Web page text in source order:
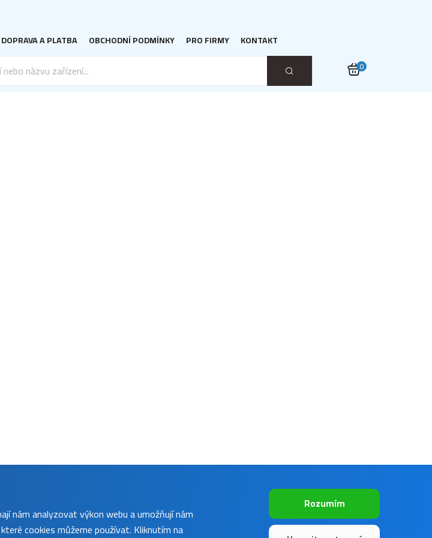
DOPRAVA A PLATBA OBCHODNÍ PODMÍNKY PRO FIRMY KONTAKT
0
nám analyzovat výkon webu a umožňují nám
cookies můžeme používat. Kliknutím na
Rozumím